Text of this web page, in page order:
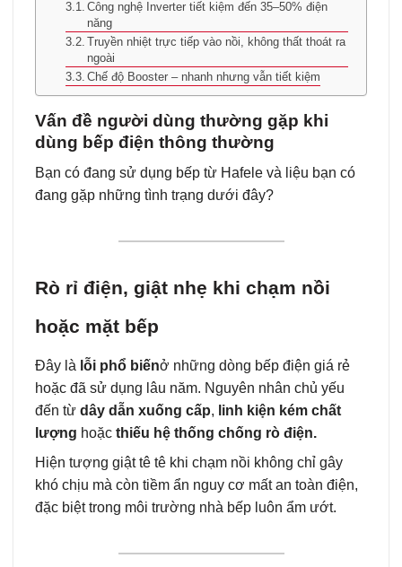
Công nghệ Inverter tiết kiệm đến 35–50% điện
năng
Truyền nhiệt trực tiếp vào nồi, không thất thoát ra
ngoài
Chế độ Booster – nhanh nhưng vẫn tiết kiệm
Vấn đề người dùng thường gặp khi
dùng bếp điện thông thường
Bạn có đang sử dụng bếp từ Hafele và liệu bạn có
đang gặp những tình trạng dưới đây?
Rò rỉ điện, giật nhẹ khi chạm nồi
hoặc mặt bếp
Đây là lỗi phổ biếnở những dòng bếp điện giá rẻ
hoặc đã sử dụng lâu năm. Nguyên nhân chủ yếu
đến từ dây dẫn xuống cấp, linh kiện kém chất
lượng hoặc thiếu hệ thống chống rò điện.
Hiện tượng giật tê tê khi chạm nồi không chỉ gây
khó chịu mà còn tiềm ẩn nguy cơ mất an toàn điện,
đặc biệt trong môi trường nhà bếp luôn ẩm ướt.